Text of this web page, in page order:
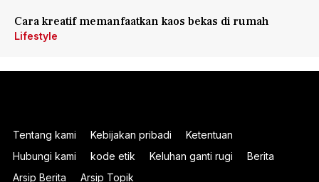
Cara kreatif memanfaatkan kaos bekas di rumah
Lifestyle
Tentang kami Kebijakan pribadi
Ketentuan
Hubungi kami
kode etik Keluhan ganti rugi
Berita
Arsip Berita
Arsip Topik